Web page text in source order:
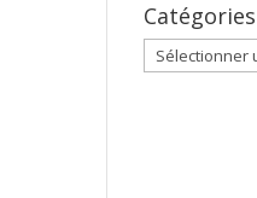
Catégories
Catégories